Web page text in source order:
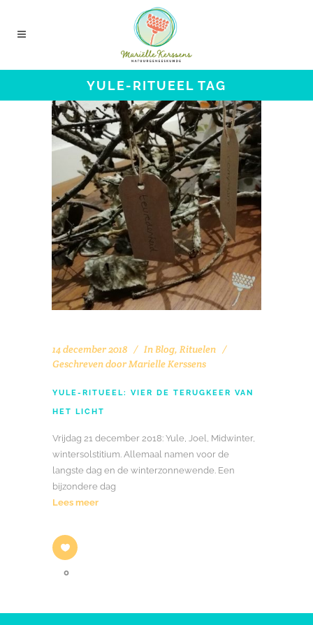
YULE-RITUEEL TAG
14 december 2018 In Blog, Rituelen
Geschreven doorMarielle Kerssens
YULE-RITUEEL: VIER DE TERUGKEER VAN
HET LICHT
Vrijdag 21 december 2018: Yule, Joel, Midwinter,
wintersolstitium. Allemaal namen voor de
langste dag en de winterzonnewende. Een
bijzondere dag
Lees meer
0